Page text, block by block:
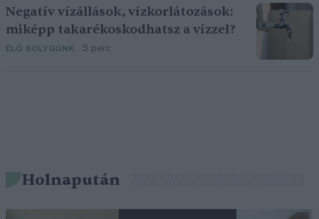
Negatív vízállások, vízkorlátozások:
miképp takarékoskodhatsz a vízzel?
ÉLŐ BOLYGÓNK 5 perc
Holnapután